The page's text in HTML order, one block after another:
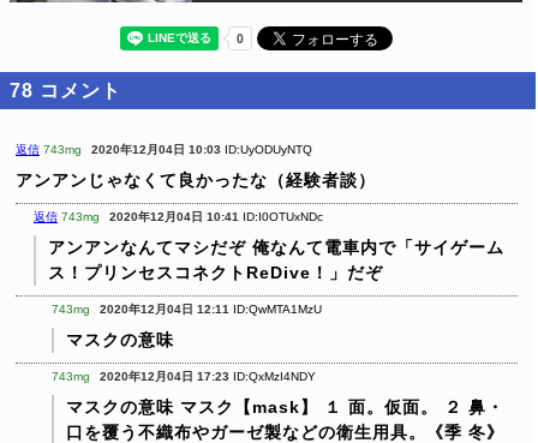
78 コメント
返信 743mg 2020年12月04日 10:03 ID:UyODUyNTQ
アンアンじゃなくて良かったな（経験者談）
返信 743mg 2020年12月04日 10:41 ID:I0OTUxNDc
アンアンなんてマシだぞ 俺なんて電車内で「サイゲーム
ス！プリンセスコネクトReDive！」だぞ
743mg 2020年12月04日 12:11 ID:QwMTA1MzU
マスクの意味
743mg 2020年12月04日 17:23 ID:QxMzI4NDY
マスクの意味 マスク【mask】 １ 面。仮面。
２ 鼻・
口を覆う不織布やガーゼ製などの衛生用具。《季 冬》